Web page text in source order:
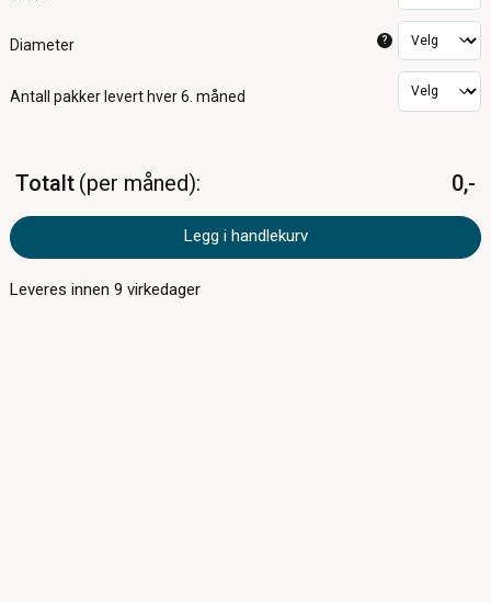
Diameter ?
Antall pakker levert hver 6. måned
Totalt per måned 0,-
Legg i handlekurv
Leveres innen9 virkedager